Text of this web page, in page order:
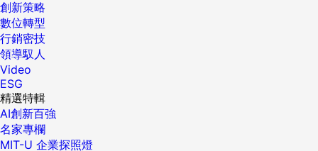
創新策略
數位轉型
行銷密技
領導馭人
Video
ESG
精選特輯
AI創新百強
名家專欄
MIT-U 企業探照燈